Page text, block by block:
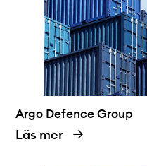
Argo Defence Group
Läs mer